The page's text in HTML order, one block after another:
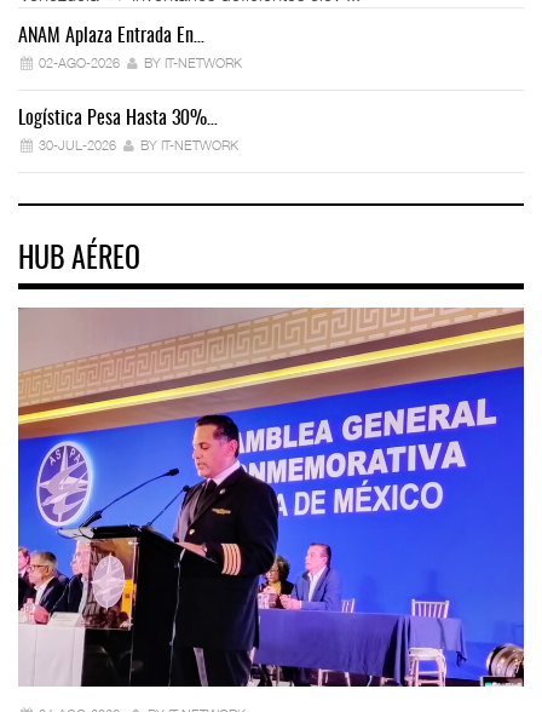
ANAM Aplaza Entrada En…
02-AGO-2026 BY IT-NETWORK
Logística Pesa Hasta 30%…
30-JUL-2026 BY IT-NETWORK
HUB AÉREO